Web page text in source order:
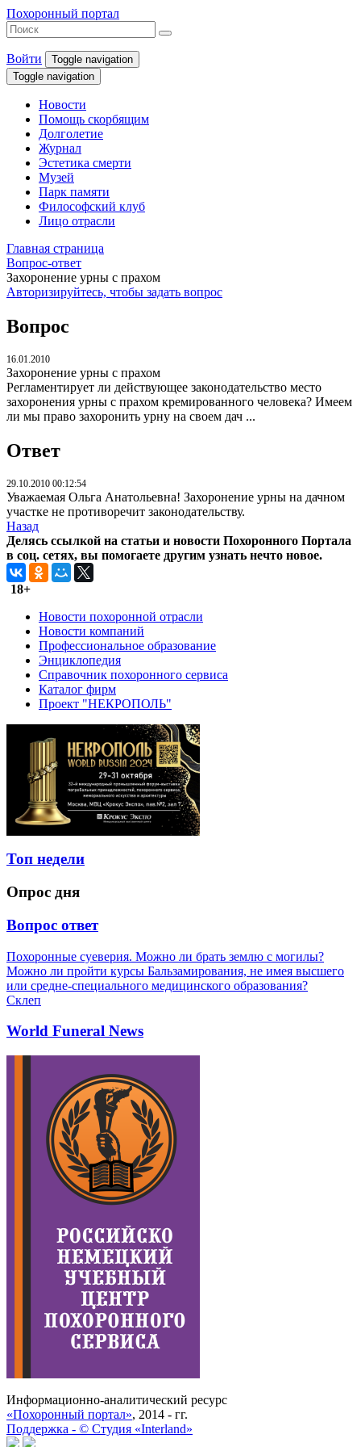
Похоронный портал
Войти
Toggle navigation
Toggle navigation
Новости
Помощь скорбящим
Долголетие
Журнал
Эстетика смерти
Музей
Парк памяти
Философский клуб
Лицо отрасли
Главная страница
Вопрос-ответ
Захоронение урны с прахом
Авторизируйтесь, чтобы задать вопрос
Вопрос
16.01.2010
Захоронение урны с прахом
Регламентирует ли действующее законодательство место
захоронения урны с прахом кремированного человека? Имеем
ли мы право захоронить урну на своем дач ...
Ответ
29.10.2010 00:12:54
Уважаемая Ольга Анатольевна! Захоронение урны на дачном
участке не противоречит законодательству.
Назад
Делясь ссылкой на статьи и новости Похоронного Портала
в соц. сетях, вы помогаете другим узнать нечто новое.
18+
Новости похоронной отрасли
Новости компаний
Профессиональное образование
Энциклопедия
Справочник похоронного сервиса
Каталог фирм
Проект "НЕКРОПОЛЬ"
Топ недели
Опрос дня
Вопрос ответ
Похоронные суеверия. Можно ли брать землю с могилы?
Можно ли пройти курсы Бальзамирования, не имея высшего
или средне-специального медицинского образования?
Склеп
World Funeral News
Информационно-аналитический ресурс
«Похоронный портал», 2014 - гг.
Поддержка - © Cтудия «Interland»